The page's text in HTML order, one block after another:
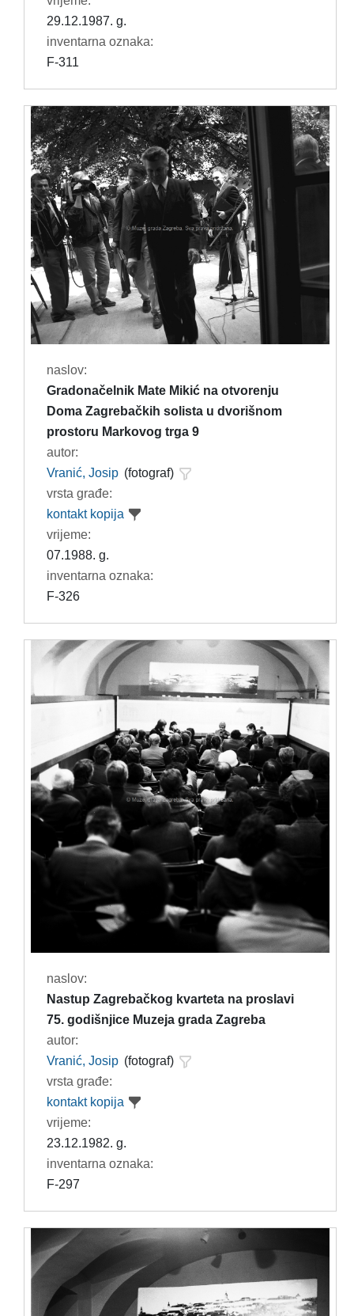
29.12.1987. g.
inventarna oznaka:
F-311
naslov:
Gradonačelnik Mate Mikić na otvorenju
Doma Zagrebačkih solista u dvorišnom
prostoru Markovog trga 9
autor:
Vranić, Josip (fotograf)
vrsta građe:
kontakt kopija
vrijeme:
07.1988. g.
inventarna oznaka:
F-326
naslov:
Nastup Zagrebačkog kvarteta na proslavi
75. godišnjice Muzeja grada Zagreba
autor:
Vranić, Josip (fotograf)
vrsta građe:
kontakt kopija
vrijeme:
23.12.1982. g.
inventarna oznaka:
F-297